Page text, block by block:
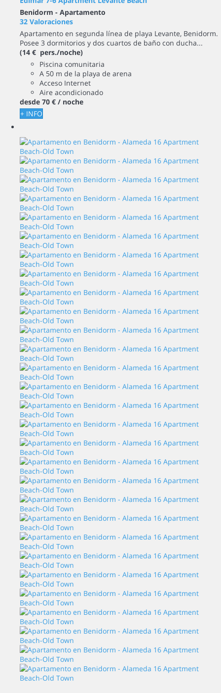
Benidorm - Apartamento
32 Valoraciones
Apartamento en segunda línea de playa Levante, Benidorm.
Posee 3 dormitorios y dos cuartos de baño con ducha...
(14 € pers./noche)
Piscina comunitaria
A 50 m de la playa de arena
Acceso Internet
Aire acondicionado
desde 70 € / noche
+ INFO